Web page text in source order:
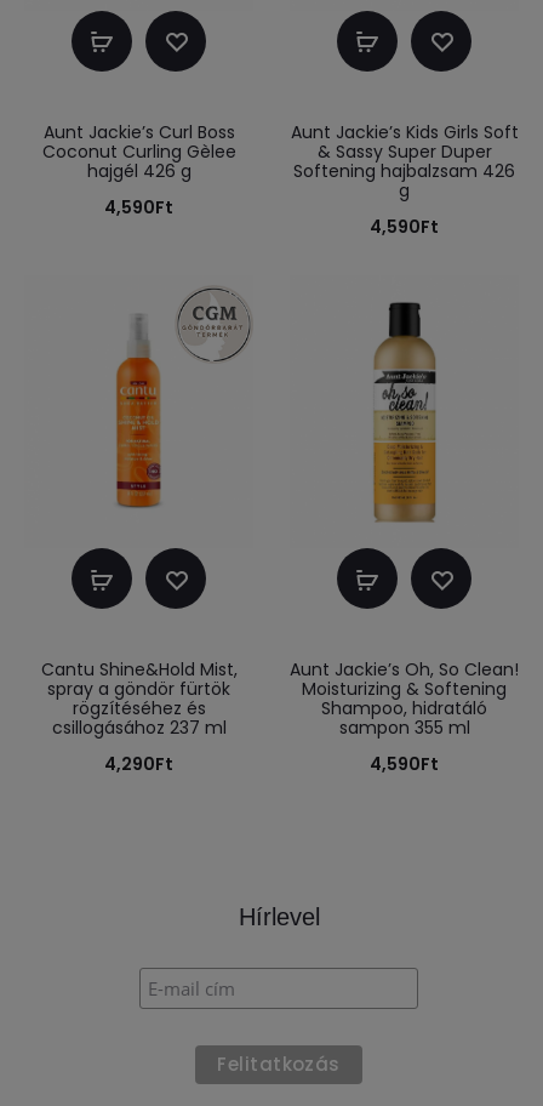
Kosárba
Aunt Jackie’s Curl Boss
Coconut Curling Gèlee
hajgél 426 g
4,590Ft
Kosárba
Aunt Jackie’s Kids Girls Soft
& Sassy Super Duper
Softening hajbalzsam 426
g
4,590Ft
Kosárba
Cantu Shine&Hold Mist,
spray a göndör fürtök
rögzítéséhez és
csillogásához 237 ml
4,290Ft
Kosárba
Aunt Jackie’s Oh, So Clean!
Moisturizing & Softening
Shampoo, hidratáló
sampon 355 ml
4,590Ft
Hírlevel